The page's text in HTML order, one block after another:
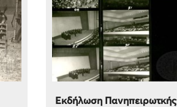
Εκδήλωση Πανηπειρωτκής